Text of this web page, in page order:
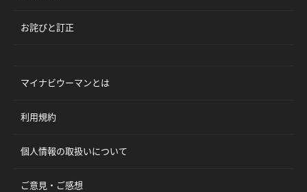
お詫びと訂正
マイナビウーマンとは
利用規約
個人情報の取扱いについて
ご意見・ご感想